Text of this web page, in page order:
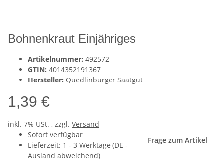
Bohnenkraut Einjähriges
Artikelnummer: 492572
GTIN: 4014352191367
Hersteller: Quedlinburger Saatgut
1,39 €
inkl. 7% USt. , zzgl. Versand
Sofort verfügbar
Lieferzeit: 1 - 3 Werktage (DE -
Ausland abweichend)
Frage zum Artikel